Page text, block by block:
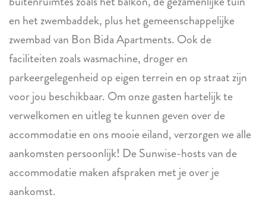
en het zwembaddek, plus het gemeenschappelijke
zwembad van Bon Bida Apartments. Ook de
faciliteiten zoals wasmachine, droger en
parkeergelegenheid op eigen terrein en op straat zijn
voor jou beschikbaar. Om onze gasten hartelijk te
verwelkomen en uitleg te kunnen geven over de
accommodatie en ons mooie eiland, verzorgen we alle
aankomsten persoonlijk! De Sunwise-hosts van de
accommodatie maken afspraken met je over je
aankomst.